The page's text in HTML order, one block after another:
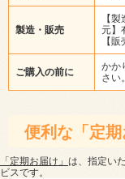
製造・販売
【
元】
【
ご購入の前に
かか
さい。
便利な「定期
「定期お届け」 は、指定い
ビスです。